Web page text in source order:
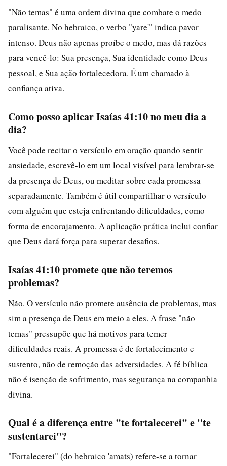
"Não temas" é uma ordem divina que combate o medo
paralisante. No hebraico, o verbo "yare'" indica pavor
intenso. Deus não apenas proíbe o medo, mas dá razões
para vencê-lo: Sua presença, Sua identidade como Deus
pessoal, e Sua ação fortalecedora. É um chamado à
confiança ativa.
Como posso aplicar Isaías 41:10 no meu dia a
dia?
Você pode recitar o versículo em oração quando sentir
ansiedade, escrevê-lo em um local visível para lembrar-se
da presença de Deus, ou meditar sobre cada promessa
separadamente. Também é útil compartilhar o versículo
com alguém que esteja enfrentando dificuldades, como
forma de encorajamento. A aplicação prática inclui confiar
que Deus dará força para superar desafios.
Isaías 41:10 promete que não teremos
problemas?
Não. O versículo não promete ausência de problemas, mas
sim a presença de Deus em meio a eles. A frase "não
temas" pressupõe que há motivos para temer —
dificuldades reais. A promessa é de fortalecimento e
sustento, não de remoção das adversidades. A fé bíblica
não é isenção de sofrimento, mas segurança na companhia
divina.
Qual é a diferença entre "te fortalecerei" e "te
sustentarei"?
"Fortalecerei" (do hebraico 'amats) refere-se a tornar